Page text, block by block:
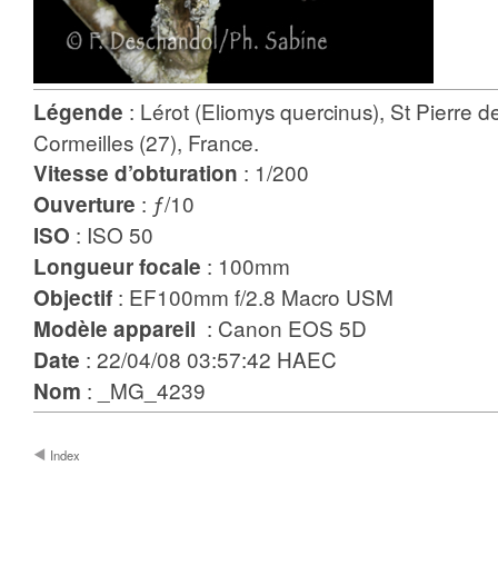
Légende : Lérot (Eliomys quercinus), St Pierre
Cormeilles (27), France.
Vitesse d’obturation : 1/200
Ouverture : ƒ/10
ISO : ISO 50
Longueur focale : 100mm
Objectif : EF100mm f/2.8 Macro USM
Modèle appareil : Canon EOS 5D
Date : 22/04/08 03:57:42 HAEC
Nom : _MG_4239
Index